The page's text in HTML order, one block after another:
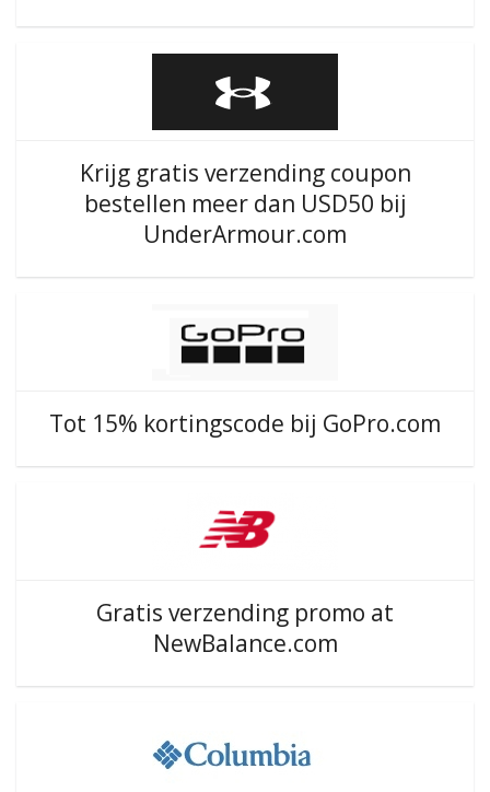
Krijg gratis verzending coupon
bestellen meer dan USD50 bij
UnderArmour.com
Tot 15% kortingscode bij GoPro.com
Gratis verzending promo at
NewBalance.com